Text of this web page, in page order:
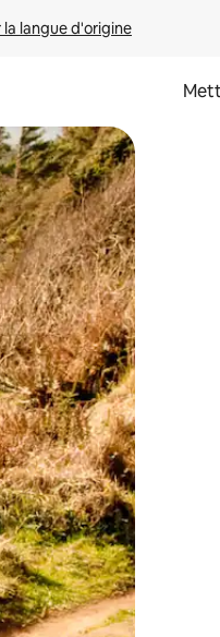
langue d'origine
en faisant glisser.